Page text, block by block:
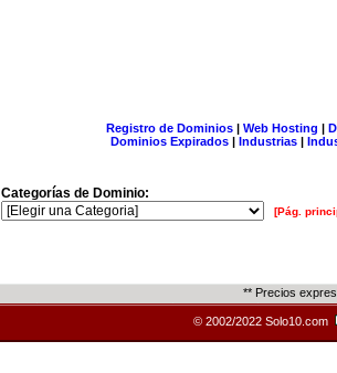
Registro de Dominios| Web Hosting |
Dominios Expirados | Industrias |
Categorías de Dominio:
[Pág.
** Precios
© 2002/2022 Solo10.com